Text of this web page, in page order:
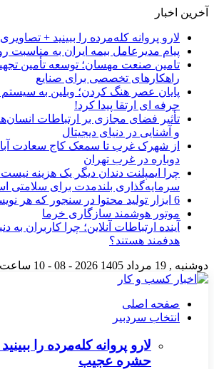
آخرین اخبار
لارو پروانه کله‌مرده را ببینید +
پیام مدیرعامل بیمه ایران به مناسبت
تامین صنعت مهسان؛ توسعه تأمین
راهکارهای تخصصی برای صنایع
پایان عصر هنگ کردن؛ وبلین به
حرفه ای ارتقا پیدا کرد!
تأثیر فضای مجازی بر ارتباطات
و آشنایی در دنیای دیجیتال
از شهرک غرب تا سمعک کاج سعادت
دوباره در غرب تهران
چرا ایمپلنت دندان دیگر یک هزینه
سرمایه‌گذاری بلندمدت برای سلامتی
6 ابزار تولید محتوا در سنجور که هر نویسنده به آن‌ها نیاز دارد
موتور هوشمند سازگاری خرما
آینده ارتباطات آنلاین؛ چرا کاربران به
هدفمند هستند؟
دوشنبه , 19 مرداد 1405 2026 - 08 - 10
صفحه اصلی
انتخاب سردبیر
لارو پروانه کله‌مرده را
حشره عجیب